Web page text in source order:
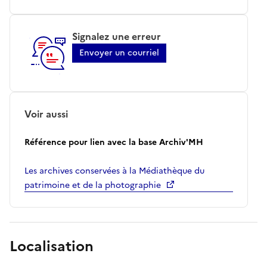
Signalez une erreur
Envoyer un courriel
Voir aussi
Référence pour lien avec la base Archiv'MH
Les archives conservées à la Médiathèque du
patrimoine et de la photographie
Localisation